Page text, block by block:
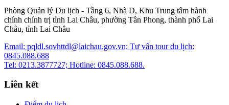
Phòng Quản lý Du lịch - Tầng 6, Nhà D, Khu Trung tâm hành
chính chính trị tỉnh Lai Châu, phường Tân Phong, thành phố Lai
Châu, tỉnh Lai Châu
Email: pqldl.sovhttdl@laichau.gov.vn; Tư vấn tour du lịch:
0845.088.688
Tel: 0213.3877727; Hotline: 0845.088.688.
Liên kết